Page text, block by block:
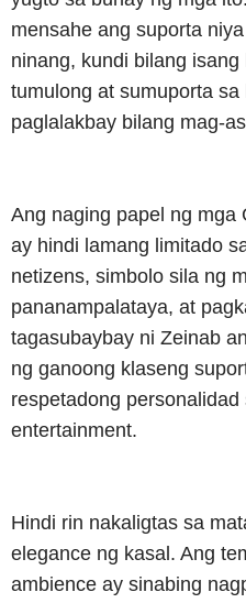
mensahe ang suporta
ninang, kundi bilang
tumulong at sumuporta sa
paglalakbay bilang mag-
Ang naging papel ng mga
ay hindi lamang limitado
netizens, simbolo sila ng
pananampalataya, at
tagasubaybay ni Zeinab
ng ganoong klaseng
respetadong
entertainment.
Hindi rin nakaligtas sa
elegance ng kasal. Ang
ambience ay sinabing